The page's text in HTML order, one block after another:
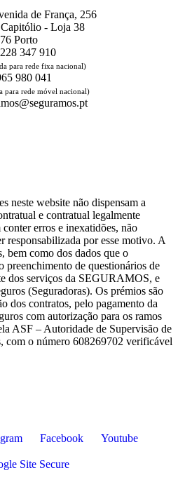
de França, 256
- Loja 38
Porto
347 910
para rede fixa nacional)
980 041
para rede móvel nacional)
neste website não dispensam a
e contratual legalmente
erros e inexatidões, não
por esse motivo. A
bem como dos dados que o
preenchimento de questionários de
dos serviços da SEGURAMOS, e
(Seguradoras). Os prémios são
dos contratos, pelo pagamento da
com autorização para os ramos
ASF – Autoridade de Supervisão de
com o número 608269702 verificável
Facebook Youtube